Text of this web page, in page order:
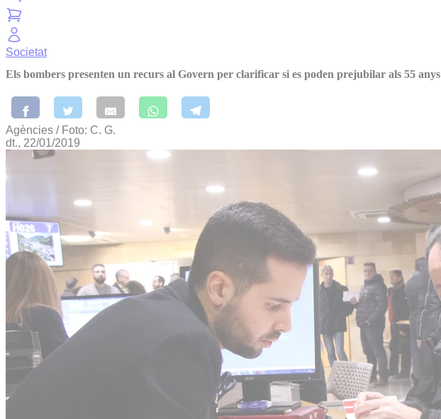
Societat
Els bombers presenten un recurs al Govern per clarificar si es poden prejubilar als 55 anys
Agències / Foto: C. G.
dt., 22/01/2019